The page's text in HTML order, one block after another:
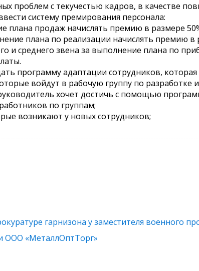
проблем с текучестью кадров, в качестве
систему премирования персонала:
плана продаж начислять премию в размере
плана по реализации начислять премию в
и среднего звена за выполнение плана по
программу адаптации сотрудников,
войдут в рабочую группу по
хочет достичь с помощью
по группам;
возникают у новых сотрудников;
гарнизона у заместителя военного
ООО «МеталлОптТорг»